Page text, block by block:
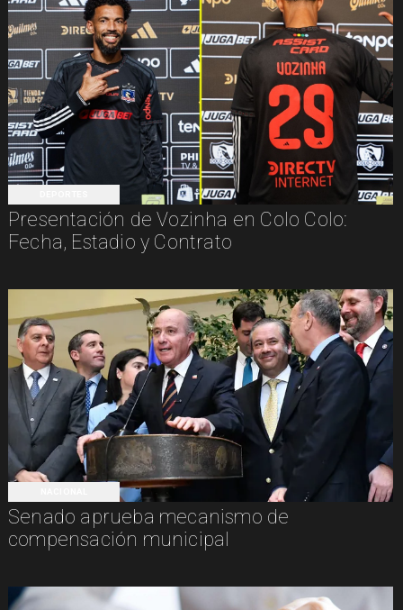
Presentación de Vozinha en Colo Colo:
Fecha, Estadio y Contrato
Senado aprueba mecanismo de
compensación municipal